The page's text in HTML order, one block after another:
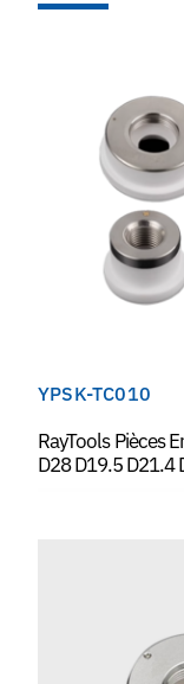
YPSK-TC010
RayTools Pièces
D28 D19.5 D21.4